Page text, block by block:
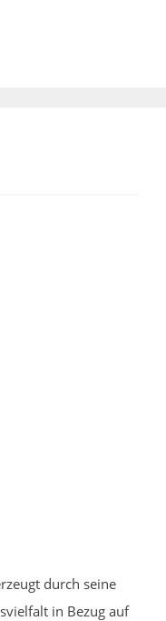
durch seine
in Bezug auf